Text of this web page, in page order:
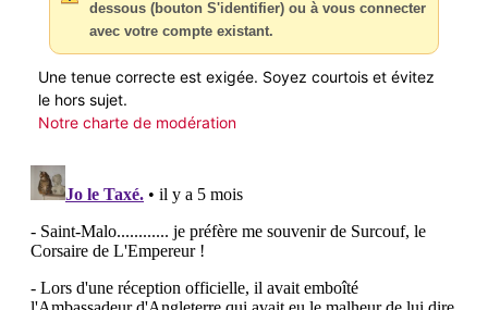
dessous (bouton S'identifier) ou à vous connecter
avec votre compte existant.
Une tenue correcte est exigée. Soyez courtois et évitez
le hors sujet.
Notre charte de modération